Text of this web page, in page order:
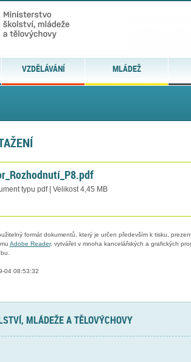
VZDĚLÁVÁNÍ MLÁDEŽ
typu pdf | Velikost 4,45 MB
formát dokumentů, který je určen především k tisku,
Adobe Reader, vytvářet v mnoha kancelářských a grafických
04 08:53:32
MLÁDEŽE A TĚLOVÝCHOVY